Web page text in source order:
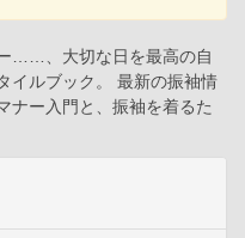
……、大切な日を最高の自
イルブック。 最新の振袖情
ナー入門と、振袖を着るた